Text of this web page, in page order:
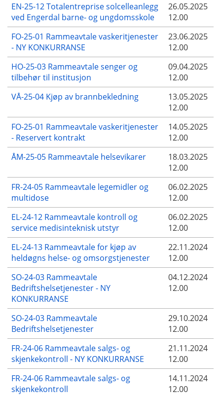
EN-25-12 Totalentreprise solcelleanlegg
ved Engerdal barne- og ungdomsskole
26.05.2025
12.00
FO-25-01 Rammeavtale vaskeritjenester
- NY KONKURRANSE
23.06.2025
12.00
HO-25-03 Rammeavtale senger og
tilbehør til institusjon
09.04.2025
12.00
VÅ-25-04 Kjøp av brannbekledning
13.05.2025
12.00
FO-25-01 Rammeavtale vaskeritjenester
- Reservert kontrakt
14.05.2025
12.00
ÅM-25-05 Rammeavtale helsevikarer
18.03.2025
12.00
FR-24-05 Rammeavtale legemidler og
multidose
06.02.2025
12.00
EL-24-12 Rammeavtale kontroll og
service medisinteknisk utstyr
06.02.2025
12.00
EL-24-13 Rammeavtale for kjøp av
heldøgns helse- og omsorgstjenester
22.11.2024
12.00
SO-24-03 Rammeavtale
Bedriftshelsetjenester - NY
KONKURRANSE
04.12.2024
12.00
SO-24-03 Rammeavtale
Bedriftshelsetjenester
29.10.2024
12.00
FR-24-06 Rammeavtale salgs- og
skjenkekontroll - NY KONKURRANSE
21.11.2024
12.00
FR-24-06 Rammeavtale salgs- og
skjenkekontroll
14.11.2024
12.00